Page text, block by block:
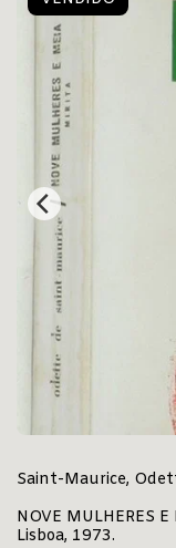
Saint-Maurice,
NOVE MULHERES
Lisboa, 1973.